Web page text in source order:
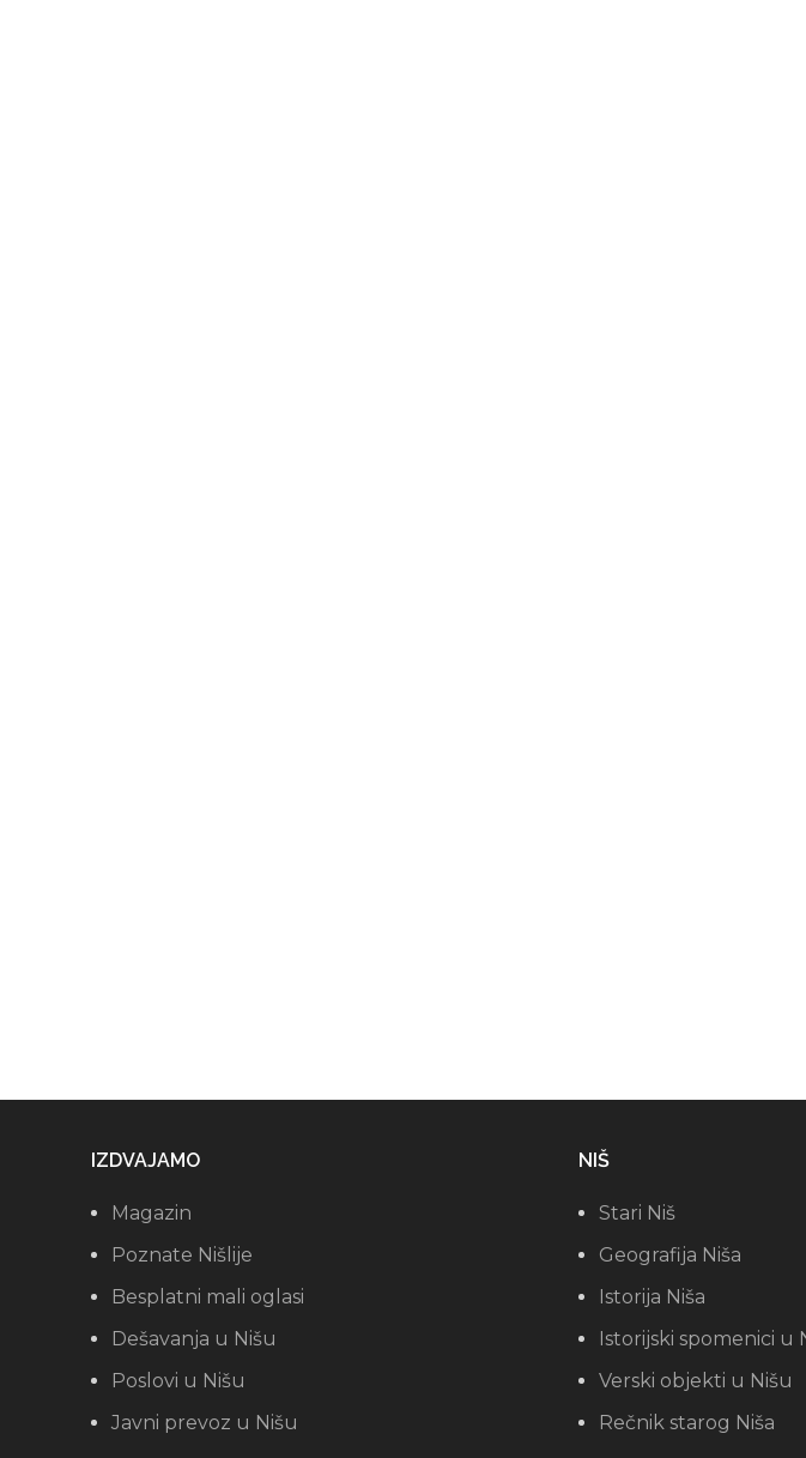
IZDVAJAMO
Magazin
Poznate Nišlije
Besplatni mali oglasi
Dešavanja u Nišu
Poslovi u Nišu
Javni prevoz u Nišu
NIŠ
Stari Niš
Geografija Niša
Istorija Niša
Istorijski spomenici u
Verski objekti u Nišu
Rečnik starog Niša